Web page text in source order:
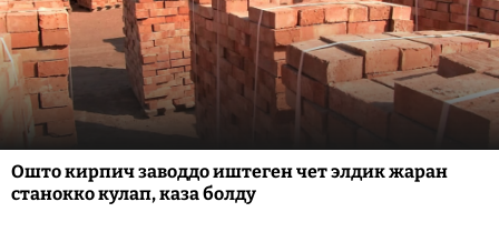
Ошто кирпич заводдо иштеген чет элдик жаран
станокко кулап, каза болду